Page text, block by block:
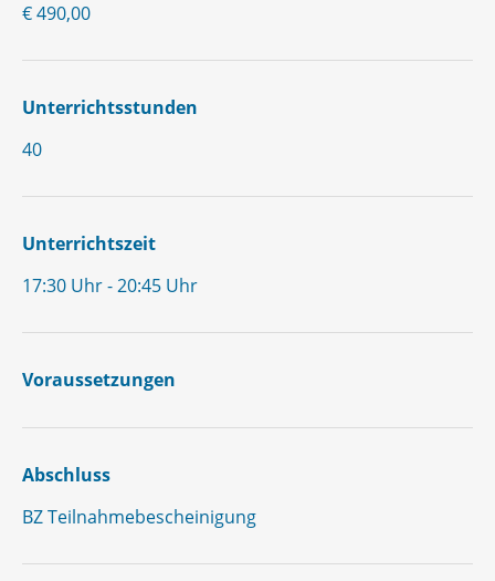
€ 490,00
Unterrichtsstunden
40
Unterrichtszeit
17:30 Uhr - 20:45 Uhr
Voraussetzungen
Abschluss
BZ Teilnahmebescheinigung